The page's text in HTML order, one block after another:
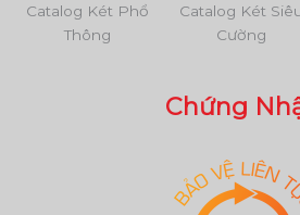
Catalog Két Phổ
Thông
Catalog Két
Cường
Chứng